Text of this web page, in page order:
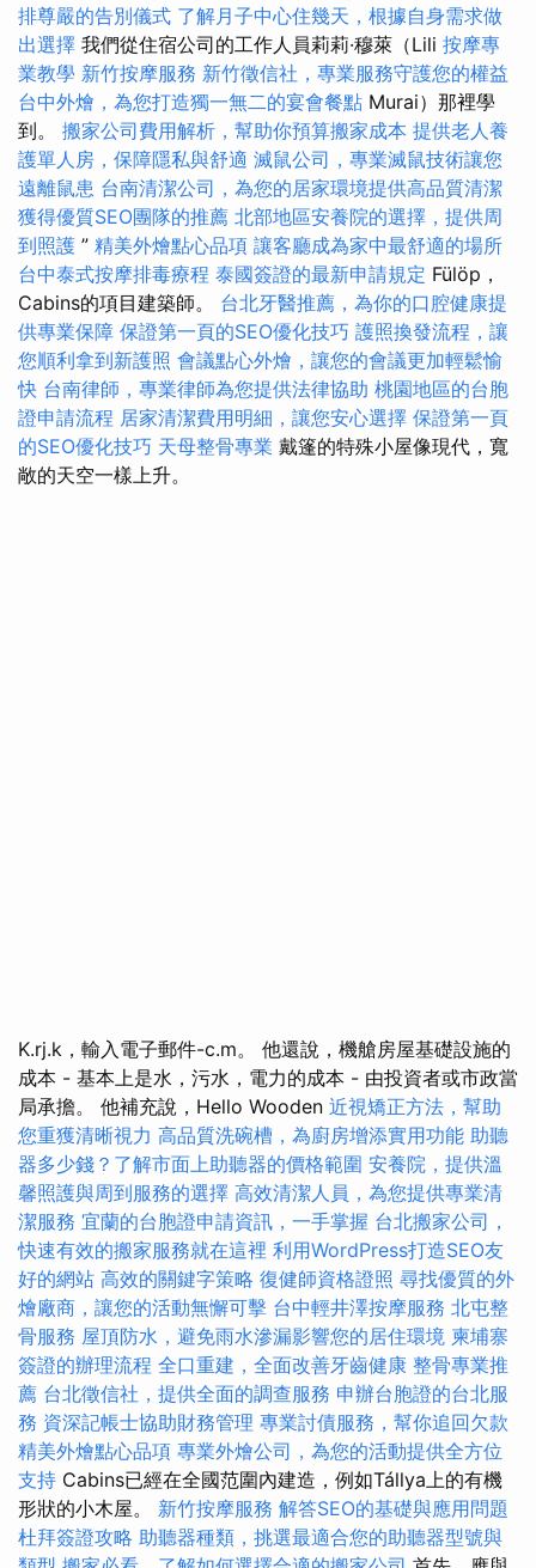
排尊嚴的告別儀式 了解月子中心住幾天，根據自身需求做
出選擇 我們從住宿公司的工作人員莉莉·穆萊（Lili 按摩專
業教學 新竹按摩服務 新竹徵信社，專業服務守護您的權益
台中外燴，為您打造獨一無二的宴會餐點 Murai）那裡學
到。 搬家公司費用解析，幫助你預算搬家成本 提供老人養
護單人房，保障隱私與舒適 滅鼠公司，專業滅鼠技術讓您
遠離鼠患 台南清潔公司，為您的居家環境提供高品質清潔
獲得優質SEO團隊的推薦 北部地區安養院的選擇，提供周
到照護 ” 精美外燴點心品項 讓客廳成為家中最舒適的場所
台中泰式按摩排毒療程 泰國簽證的最新申請規定 Fülöp，
Cabins的項目建築師。 台北牙醫推薦，為你的口腔健康提
供專業保障 保證第一頁的SEO優化技巧 護照換發流程，讓
您順利拿到新護照 會議點心外燴，讓您的會議更加輕鬆愉
快 台南律師，專業律師為您提供法律協助 桃園地區的台胞
證申請流程 居家清潔費用明細，讓您安心選擇 保證第一頁
的SEO優化技巧 天母整骨專業 戴篷的特殊小屋像現代，寬
敞的天空一樣上升。
K.rj.k，輸入電子郵件-c.m。 他還說，機艙房屋基礎設施的
成本 - 基本上是水，污水，電力的成本 - 由投資者或市政當
局承擔。 他補充說，Hello Wooden 近視矯正方法，幫助
您重獲清晰視力 高品質洗碗槽，為廚房增添實用功能 助聽
器多少錢？了解市面上助聽器的價格範圍 安養院，提供溫
馨照護與周到服務的選擇 高效清潔人員，為您提供專業清
潔服務 宜蘭的台胞證申請資訊，一手掌握 台北搬家公司，
快速有效的搬家服務就在這裡 利用WordPress打造SEO友
好的網站 高效的關鍵字策略 復健師資格證照 尋找優質的外
燴廠商，讓您的活動無懈可擊 台中輕井澤按摩服務 北屯整
骨服務 屋頂防水，避免雨水滲漏影響您的居住環境 柬埔寨
簽證的辦理流程 全口重建，全面改善牙齒健康 整骨專業推
薦 台北徵信社，提供全面的調查服務 申辦台胞證的台北服
務 資深記帳士協助財務管理 專業討債服務，幫你追回欠款
精美外燴點心品項 專業外燴公司，為您的活動提供全方位
支持 Cabins已經在全國范圍內建造，例如Tállya上的有機
形狀的小木屋。 新竹按摩服務 解答SEO的基礎與應用問題
杜拜簽證攻略 助聽器種類，挑選最適合您的助聽器型號與